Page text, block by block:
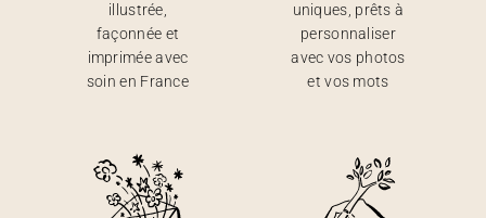
illustrée,
façonnée et
imprimée avec
soin en France
uniques, prêts à
personnaliser
avec vos photos
et vos mots